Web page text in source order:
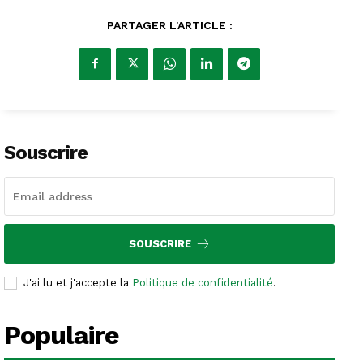
PARTAGER L'ARTICLE :
Souscrire
SOUSCRIRE
J'ai lu et j'accepte la Politique de confidentialité.
Populaire